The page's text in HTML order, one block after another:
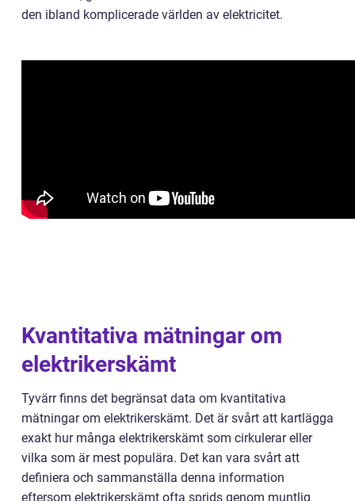
den ibland komplicerade världen av elektricitet.
Kvantitativa mätningar om
elektrikerskämt
Tyvärr finns det begränsat data om kvantitativa
mätningar om elektrikerskämt. Det är svårt att kartlägga
exakt hur många elektrikerskämt som cirkulerar eller
vilka som är mest populära. Det kan vara svårt att
definiera och sammanställa denna information
eftersom elektrikerskämt ofta sprids genom muntlig